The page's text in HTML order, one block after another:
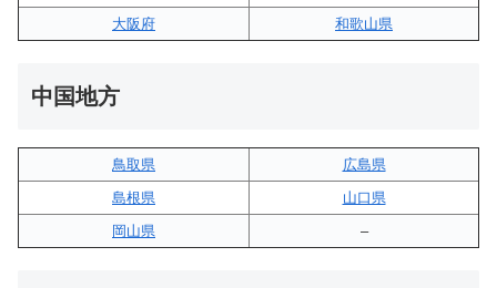
大阪府
和歌山県
中国地方
鳥取県
広島県
島根県
山口県
岡山県
–